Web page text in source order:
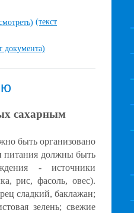
(текст
документа)
сахарным
быть организовано
питания должны быть
- источники
рис, фасоль, овес).
сладкий, баклажан;
зелень; свежие